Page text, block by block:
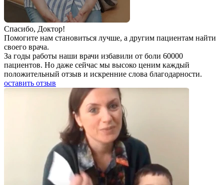
Спаcибо, Доктор!
Помогите нам становиться лучше, а другим пациентам найти
своего врача.
За годы работы наши врачи избавили от боли 60000
пациентов. Но даже сейчас мы высоко ценим каждый
положительный отзыв и искренние слова благодарности.
оставить отзыв